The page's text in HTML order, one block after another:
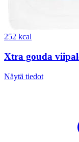
252 kcal
Xtra gouda
Näytä tiedot